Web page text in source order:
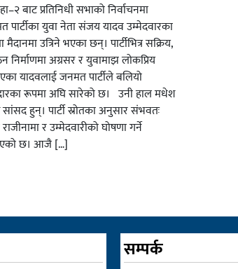
बाट प्रतिनिधी सभाको निर्वाचनमा
पार्टीका युवा नेता संजय यादव उम्मेदवारका
उत्रिने भएका छन्। पार्टीभित्र सक्रिय,
निर्माणमा अग्रसर र युवामाझ लोकप्रिय
यादवलाई जनमत पार्टीले बलियो
रूपमा अघि सारेको छ। उनी हाल मधेश
सांसद हुन्। पार्टी स्रोतका अनुसार संभवतः
र उम्मेदवारीको घोषणा गर्ने
छ। आजै […]
सम्पर्क